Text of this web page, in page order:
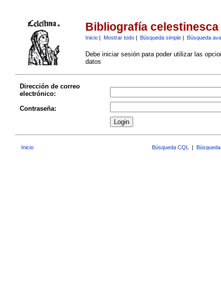
Bibliografía celestinesca
Inicio| Mostrar todo| Búsqueda simple| Búsqueda
Debe iniciar sesión para poder utilizar las
datos
Dirección de correo
electrónico:
Contraseña:
Inicio Búsqueda CQL |